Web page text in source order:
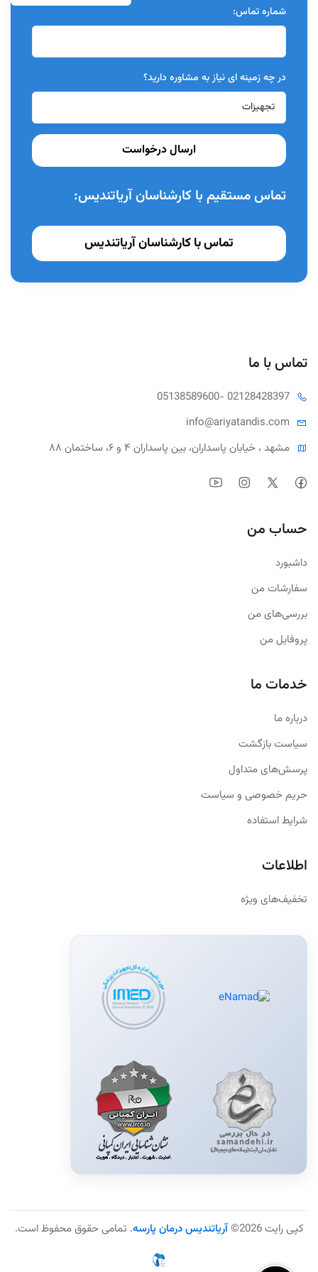
شماره تماس:
در چه زمینه ای نیاز به مشاوره دارید؟
ارسال درخواست
تماس مستقیم با کارشناسان آریاتندیس:
تماس با کارشناسان آریاتندیس
تماس با ما
05138589600- 02128428397
info@ariyatandis.com
مشهد ، خیابان پاسداران، بین پاسداران ۴ و ۶، ساختمان ۸۸
حساب من
داشبورد
سفارشات من
بررسی‌های من
پروفایل من
خدمات ما
درباره ما
سیاست بازگشت
پرسش‌های متداول
حریم خصوصی و سیاست
شرایط استفاده
اطلاعات
تخفیف‌های ویژه
کپی رایت 2026© آریاتندیس درمان پارسه. تمامی حقوق محفوظ است.